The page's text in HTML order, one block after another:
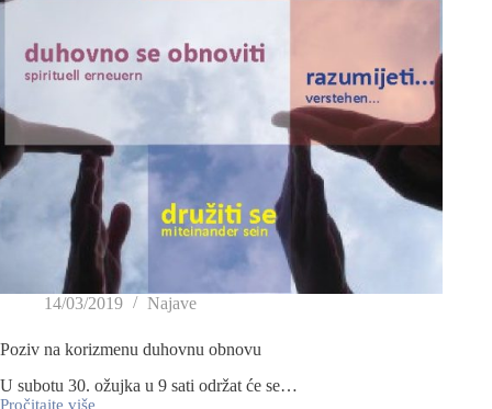
14/03/2019 Najave
Poziv na korizmenu duhovnu obnovu
U subotu 30. ožujka u 9 sati održat će se…
Pročitajte više